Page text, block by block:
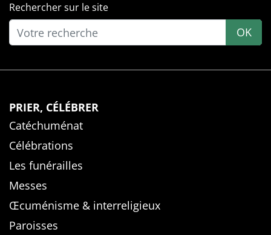
Rechercher sur le site
OK
PRIER, CÉLÉBRER
Catéchuménat
Célébrations
Les funérailles
Messes
Œcuménisme & interreligieux
Paroisses